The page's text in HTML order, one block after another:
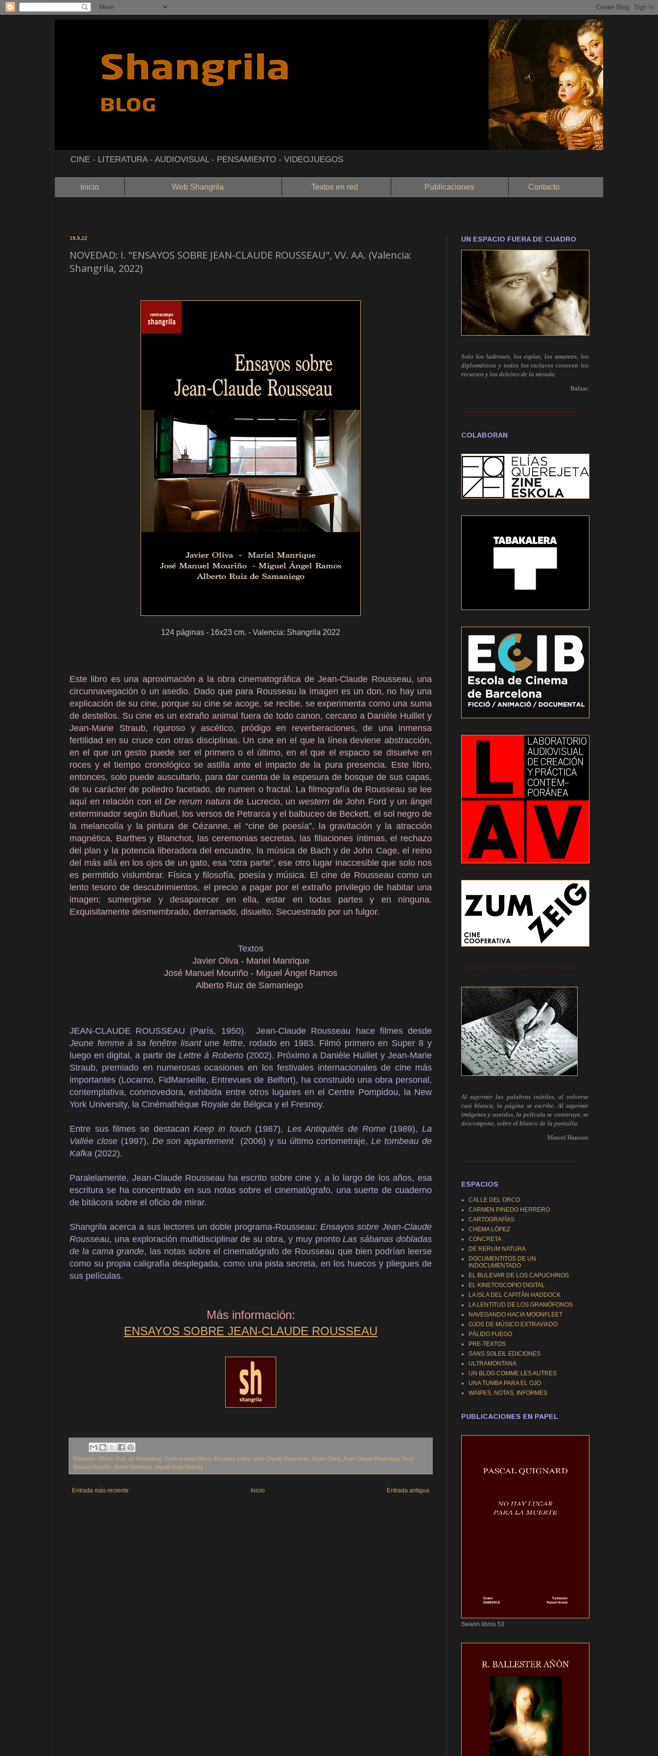
CINE - LITERATURA - AUDIOVISUAL - PENSAMIENTO - VIDEOJUEGOS
Inicio Web Shangrila Textos en red Publicaciones Contacto
19.9.22
NOVEDAD: I. "ENSAYOS SOBRE JEAN-CLAUDE ROUSSEAU", VV. AA. (Valencia:
Shangrila, 2022)
124 páginas - 16x23 cm. - Valencia: Shangrila 2022
Este libro es una aproximación a la obra cinematográfica de Jean-Claude Rousseau, una
circunnavegación o un asedio. Dado que para Rousseau la imagen es un don, no hay una
explicación de su cine, porque su cine se acoge, se recibe, se experimenta como una suma
de destellos. Su cine es un extraño animal fuera de todo canon, cercano a Danièle Huillet y
Jean-Marie Straub, riguroso y ascético, pródigo en reverberaciones, de una inmensa
fertilidad en su cruce con otras disciplinas. Un cine en el que la línea deviene abstracción,
en el que un gesto puede ser el primero o el último, en el que el espacio se disuelve en
roces y el tiempo cronológico se astilla ante el impacto de la pura presencia. Este libro,
entonces, solo puede auscultarlo, para dar cuenta de la espesura de bosque de sus capas,
de su carácter de poliedro facetado, de numen o fractal. La filmografía de Rousseau se lee
aquí en relación con elDe rerum natura de Lucrecio, un western de John Ford y un ángel
exterminador según Buñuel, los versos de Petrarca y el balbuceo de Beckett, el sol negro de
la melancolía y la pintura de Cézanne, el “cine de poesía”, la gravitación y la atracción
magnética, Barthes y Blanchot, las ceremonias secretas, las filiaciones íntimas, el rechazo
del plan y la potencia liberadora del encuadre, la música de Bach y de John Cage, el reino
del más allá en los ojos de un gato, esa “otra parte”, ese otro lugar inaccesible que solo nos
es permitido vislumbrar. Física y filosofía, poesía y música. El cine de Rousseau como un
lento tesoro de descubrimientos, el precio a pagar por el extraño privilegio de habitar una
imagen: sumergirse y desaparecer en ella, estar en todas partes y en ninguna.
Exquisitamente desmembrado, derramado, disuelto. Secuestrado por un fulgor.
Textos
Javier Oliva - Mariel Manrique
José Manuel Mouriño - Miguel Ángel Ramos
Alberto Ruiz de Samaniego
JEAN-CLAUDE ROUSSEAU (París, 1950). Jean-Claude Rousseau hace filmes desde
Jeune femme à sa fenêtre lisant une lettre, rodado en 1983. Filmó primero en Super 8 y
luego en digital, a partir de Lettre à Roberto (2002). Próximo a Danièle Huillet y Jean-Marie
Straub, premiado en numerosas ocasiones en los festivales internacionales de cine más
importantes (Locarno, FidMarseille, Entrevues de Belfort), ha construido una obra personal,
contemplativa, conmovedora, exhibida entre otros lugares en el Centre Pompidou, la New
York University, la Cinémathèque Royale de Bélgica y el Fresnoy.
Entre sus filmes se destacanKeep in touch (1987), Les Antiquités de Rome(1989),La
Vallée close(1997), De son appartement(2006) y su último cortometraje,Le tombeau de
Kafka (2022).
Paralelamente, Jean-Claude Rousseau ha escrito sobre cine y, a lo largo de los años, esa
escritura se ha concentrado en sus notas sobre el cinematógrafo, una suerte de cuaderno
de bitácora sobre el oficio de mirar.
Shangrila acerca a sus lectores un doble programa-Rousseau: Ensayos sobre Jean-Claude
Rousseau, una exploración multidisciplinar de su obra, y muy prontoLas sábanas dobladas
de la cama grande, las notas sobre el cinematógrafo de Rousseau que bien podrían leerse
como su propia caligrafía desplegada, como una pista secreta, en los huecos y pliegues de
sus películas.
Más información:
ENSAYOS SOBRE JEAN-CLAUDE ROUSSEAU
Etiquetas: Alberto Ruiz de Samaniego Contracampo libros Ensayos sobre Jean-Claude Rousseau Javier Oliva Jean-Claude Rousseau José
Manuel Mouriño Mariel Manrique Miguel Ángel Ramos
Entrada más reciente Entrada antigua
Inicio
UN ESPACIO FUERA DE CUADRO
Solo los ladrones, los espías, los amantes, los
diplomáticos y todos los esclavos conocen los
recursos y los deleites de la mirada.
Balzac
------------------------------------------------------------
COLABORAN
------------------------------------------------------------
Al suprimir las palabras inútiles, al volverse
casi blanca, la página se escribe. Al suprimir
imágenes y sonidos, la película se construye, se
descompone, sobre el blanco de la pantalla.
Marcel Hanoun
------------------------------------------------------------
ESPACIOS
CALLE DEL ORCO
CARMEN PINEDO HERRERO
CARTOGRAFÍAS
CHEMA LÓPEZ
CONCRETA
DE RERUM NATURA
DOCUMENTITOS DE UN
INDOCUMENTADO
EL BULEVAR DE LOS CAPUCHINOS
EL KINETOSCOPIO DIGITAL
LA ISLA DEL CAPITÁN HADDOCK
LA LENTITUD DE LOS GRAMÓFONOS
NAVEGANDO HACIA MOONFLEET
OJOS DE MÚSICO EXTRAVIADO
PÁLIDO FUEGO
PRE-TEXTOS
SANS SOLEIL EDICIONES
ULTRAMONTANA
UN BLOG COMME LES AUTRES
UNA TUMBA PARA EL OJO
WAIPES, NOTAS, INFORMES
PUBLICACIONES EN PAPEL
Swann libros 53